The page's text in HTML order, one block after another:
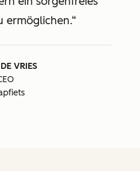
ermöglichen.
VRIES